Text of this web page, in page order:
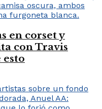
en corset y
con Travis
esto